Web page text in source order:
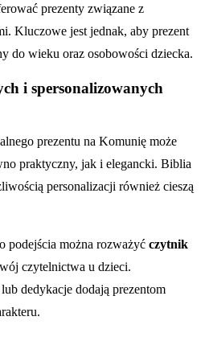
prezenty związane z
Kluczowe jest jednak, aby prezent
do wieku oraz osobowości dziecka.
i spersonalizowanych
prezentu na Komunię może
praktyczny, jak i elegancki. Biblia
personalizacji również cieszą
podejścia można rozważyć czytnik
czytelnictwa u dzieci.
dedykacje dodają prezentom